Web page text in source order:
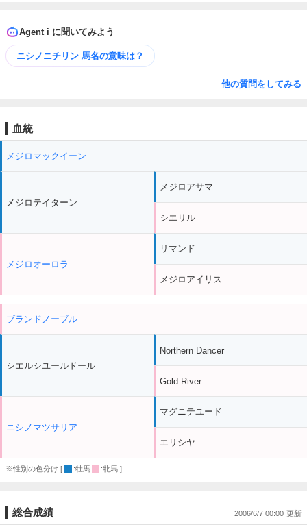
Agent i に聞いてみよう
ニシノニチリン 馬名の意味は？
他の質問をしてみる
血統
メジロマックイーン
メジロテイターン
メジロオーロラ
メジロアサマ
シエリル
リマンド
メジロアイリス
ブランドノーブル
シエルシユールドール
ニシノマツサリア
Northern Dancer
Gold River
マグニテユード
エリシヤ
※性別の色分け [ :牡馬 :牝馬 ]
総合成績 2006/6/7 00:00